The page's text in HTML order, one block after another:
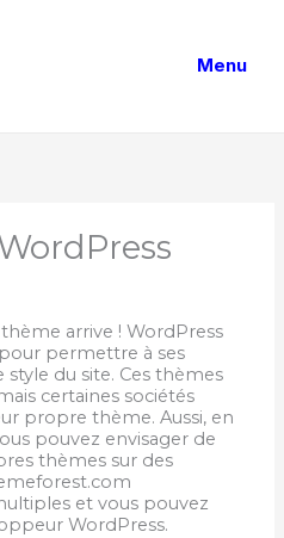
Menu
arrive ! WordPress
permettre à ses
du site. Ces thèmes
certaines sociétés
propre thème. Aussi, en
pouvez envisager de
thèmes sur des
et vous pouvez
WordPress.